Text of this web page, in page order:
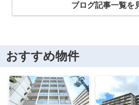
ブログ記事一覧を
おすすめ物件